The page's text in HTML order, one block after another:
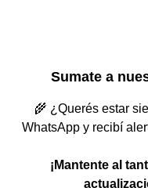
Sumate a
🌾 ¿Querés estar
WhatsApp y recibí
¡Mantente al